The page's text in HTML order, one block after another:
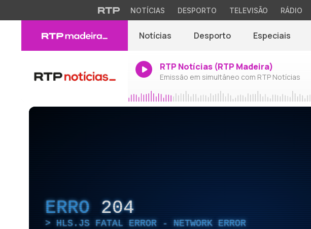
NOTÍCIAS DESPORTO TELEVISÃO RÁDIO
Notícias Desporto Especiais
RTP Notícias (RTP Madeira)
Emissão em simultâneo com RTP Notícias
ERRO 204
HLS.JS FATAL ERROR - NETWORK ERROR